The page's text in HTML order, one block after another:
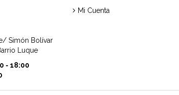
Simón Bolívar
Luque
- 18:00
Mi Cuenta